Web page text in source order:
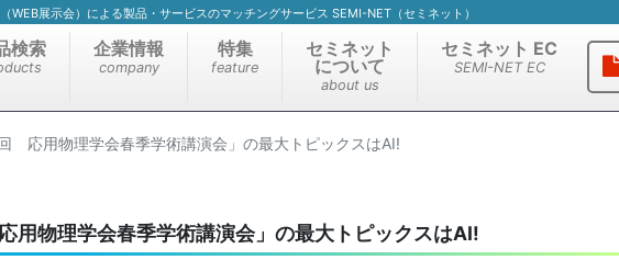
WEB展示会）による製品・サービスのマッチングサービス SEMI-NET（セミネット）
検索 企業情報
company
特集
feature
セミネット
について
about us
セミネット EC
SEMI-NET EC
回 応用物理学会春季学術講演会」の最大トピックスはAI!
用物理学会春季学術講演会」の最大トピックスはAI!